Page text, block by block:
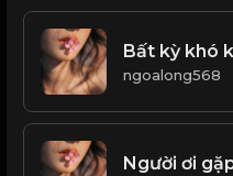
ngoalong568